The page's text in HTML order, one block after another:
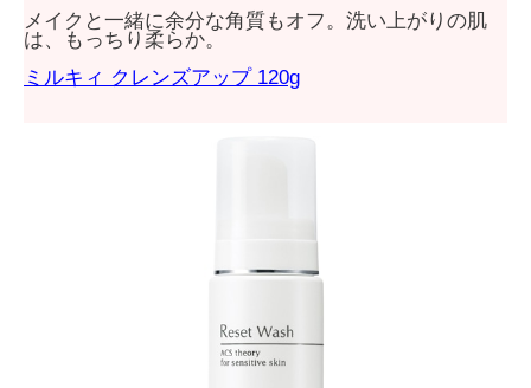
メイクと一緒に余分な角質もオフ。洗い上がりの肌
は、もっちり柔らか。
ミルキィ クレンズアップ 120g